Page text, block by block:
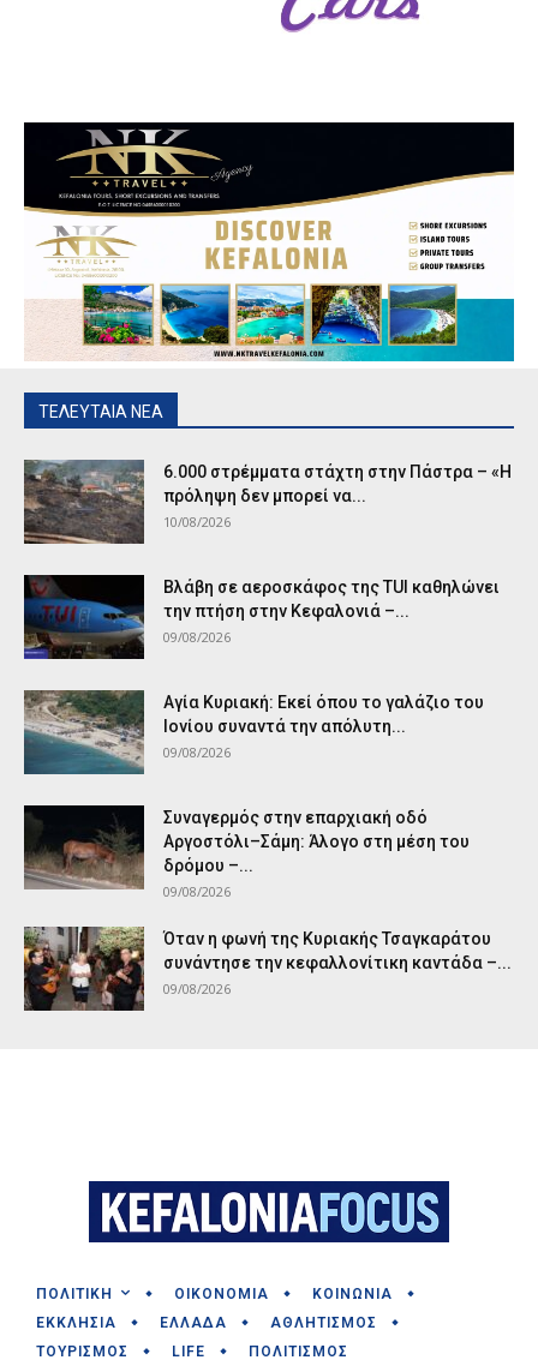
ΤΕΛΕΥΤΑΙΑ ΝΕΑ
6.000 στρέμματα στάχτη στην Πάστρα – «Η
πρόληψη δεν μπορεί να...
10/08/2026
Βλάβη σε αεροσκάφος της TUI καθηλώνει
την πτήση στην Κεφαλονιά –...
09/08/2026
Αγία Κυριακή: Εκεί όπου το γαλάζιο του
Ιονίου συναντά την απόλυτη...
09/08/2026
Συναγερμός στην επαρχιακή οδό
Αργοστόλι–Σάμη: Άλογο στη μέση του
δρόμου –...
09/08/2026
Όταν η φωνή της Κυριακής Τσαγκαράτου
συνάντησε την κεφαλλονίτικη καντάδα –...
09/08/2026
ΠΟΛΙΤΙΚΗ ΟΙΚΟΝΟΜΙΑ
ΚΟΙΝΩΝΙΑ
ΕΚΚΛΗΣΙΑ
ΕΛΛΑΔΑ
ΑΘΛΗΤΙΣΜΟΣ
ΤΟΥΡΙΣΜΟΣ
LIFE ΠΟΛΙΤΙΣΜΟΣ